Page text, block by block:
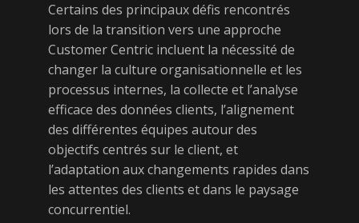
Certains des principaux défis rencontrés
lors de la transition vers une approche
Customer Centric incluent la nécessité de
changer la culture organisationnelle et les
processus internes, la collecte et l’analyse
efficace des données clients, l’alignement
des différentes équipes autour des
objectifs centrés sur le client, et
l’adaptation aux changements rapides dans
les attentes des clients et dans le paysage
concurrentiel.